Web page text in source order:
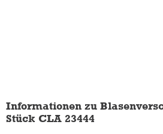
Informationen zu
Stück CLA 23444